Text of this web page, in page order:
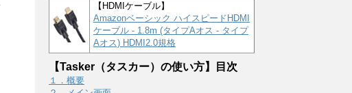
【HDMIケーブル】
Amazonベーシック ハイスピードHDMI
ケーブル - 1.8m (タイプAオス - タイプ
Aオス) HDMI2.0規格
【Tasker（タスカー）の使い方】目次
１．概要